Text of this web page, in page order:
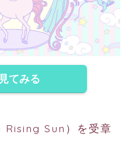
てみる